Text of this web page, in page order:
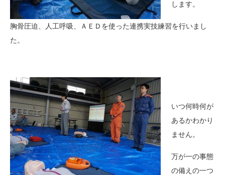
します。
胸骨圧迫、人工呼吸、ＡＥＤを使った連携実技練習を行いまし
た。
いつ何時何が
あるかわかり
ません。
万が一の事態
の備えの一つ